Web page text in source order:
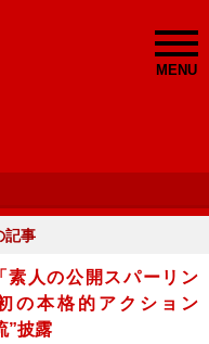
MENU
記事
素人の公開スパーリン
の本格的アクション
”披露